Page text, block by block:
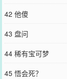
42 他傻
43 盘问
44 稀有宝可梦
45 悟会死？